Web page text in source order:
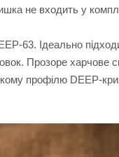
не входить у
63. Ідеально
Прозоре харчове
профілю DEEP-